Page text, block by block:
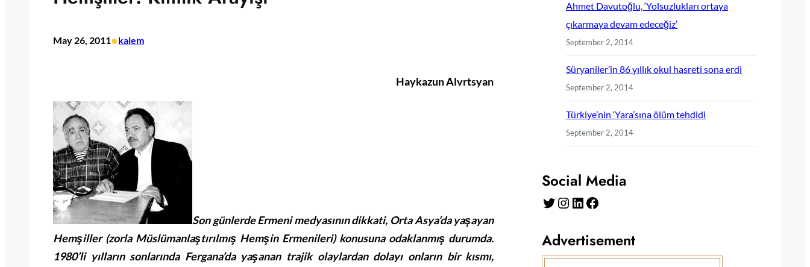
May 26, 2011•kalem
Haykazun Alvrtsyan
Son günlerde Ermeni medyasının dikkati, Orta Asya’da yaşayan
Hemşiller (zorla Müslümanlaştırılmış Hemşin Ermenileri) konusuna odaklanmış durumda.
1980’li yılların sonlarında Fergana’da yaşanan trajik olaylardan dolayı onların bir kısmı,
Ahmet Davutoğlu, ‘Yolsuzlukları ortaya
çıkarmaya devam edeceğiz’
September 2, 2014
Süryaniler’in 86 yıllık okul hasreti sona erdi
September 2, 2014
Türkiye’nin ‘Yara’sına ölüm tehdidi
September 2, 2014
Social Media
Twitter Instagram LinkedIn Facebook
Advertisement